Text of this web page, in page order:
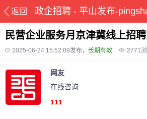
返回 政企招聘 - 平山发布-
民营企业服务月京津冀线上招
2025-06-24 15:52:09发布， 长期有效 2771
网友
在线咨询